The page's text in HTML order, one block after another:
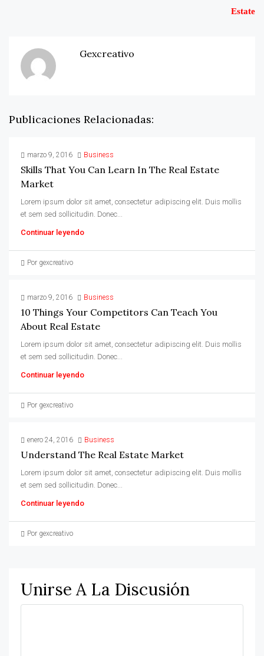
Estate
Gexcreativo
Publicaciones Relacionadas:
marzo 9, 2016 Business
Skills That You Can Learn In The Real Estate
Market
Lorem ipsum dolor sit amet, consectetur adipiscing elit. Duis mollis
et sem sed sollicitudin. Donec...
Continuar leyendo
Por gexcreativo
marzo 9, 2016 Business
10 Things Your Competitors Can Teach You
About Real Estate
Lorem ipsum dolor sit amet, consectetur adipiscing elit. Duis mollis
et sem sed sollicitudin. Donec...
Continuar leyendo
Por gexcreativo
enero 24, 2016 Business
Understand The Real Estate Market
Lorem ipsum dolor sit amet, consectetur adipiscing elit. Duis mollis
et sem sed sollicitudin. Donec...
Continuar leyendo
Por gexcreativo
Unirse A La Discusión